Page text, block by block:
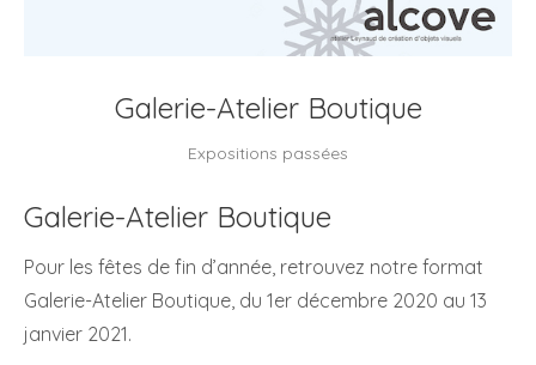
Galerie-Atelier Boutique
Expositions passées
Galerie-Atelier Boutique
Pour les fêtes de fin d’année, retrouvez notre format
Galerie-Atelier Boutique, du 1er décembre 2020 au 13
janvier 2021.